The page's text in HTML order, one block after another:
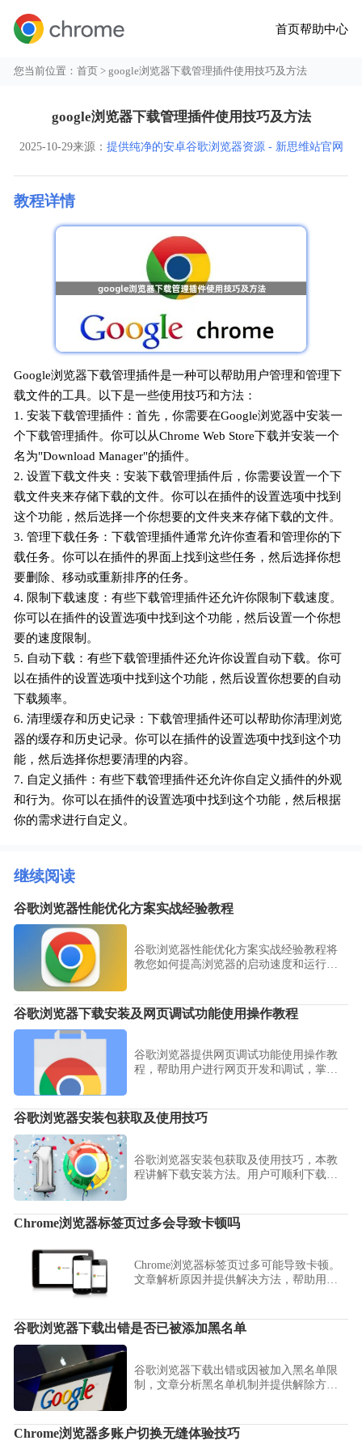
首页帮助中心
您当前位置：首页 > google浏览器下载管理插件使用技巧及方法
google浏览器下载管理插件使用技巧及方法
2025-10-29来源： 提供纯净的安卓谷歌浏览器资源 - 新思维站官网
教程详情
Google浏览器下载管理插件是一种可以帮助用户管理和管理下
载文件的工具。以下是一些使用技巧和方法：
1. 安装下载管理插件：首先，你需要在Google浏览器中安装一
个下载管理插件。你可以从Chrome Web Store下载并安装一个
名为"Download Manager"的插件。
2. 设置下载文件夹：安装下载管理插件后，你需要设置一个下
载文件夹来存储下载的文件。你可以在插件的设置选项中找到
这个功能，然后选择一个你想要的文件夹来存储下载的文件。
3. 管理下载任务：下载管理插件通常允许你查看和管理你的下
载任务。你可以在插件的界面上找到这些任务，然后选择你想
要删除、移动或重新排序的任务。
4. 限制下载速度：有些下载管理插件还允许你限制下载速度。
你可以在插件的设置选项中找到这个功能，然后设置一个你想
要的速度限制。
5. 自动下载：有些下载管理插件还允许你设置自动下载。你可
以在插件的设置选项中找到这个功能，然后设置你想要的自动
下载频率。
6. 清理缓存和历史记录：下载管理插件还可以帮助你清理浏览
器的缓存和历史记录。你可以在插件的设置选项中找到这个功
能，然后选择你想要清理的内容。
7. 自定义插件：有些下载管理插件还允许你自定义插件的外观
和行为。你可以在插件的设置选项中找到这个功能，然后根据
你的需求进行自定义。
继续阅读
谷歌浏览器性能优化方案实战经验教程
谷歌浏览器性能优化方案实战经验教程将
教您如何提高浏览器的启动速度和运行效
颈，实现流畅浏览体验。
谷歌浏览器下载安装及网页调试功能使用操作教程
谷歌浏览器提供网页调试功能使用操作教
程，帮助用户进行网页开发和调试，掌握
谷歌浏览器安装包获取及使用技巧
谷歌浏览器安装包获取及使用技巧，本教
程讲解下载安装方法。用户可顺利下载并
Chrome浏览器标签页过多会导致卡顿吗
Chrome浏览器标签页过多可能导致卡顿。
文章解析原因并提供解决方法，帮助用户
谷歌浏览器下载出错是否已被添加黑名单
谷歌浏览器下载出错或因被加入黑名单限
制，文章分析黑名单机制并提供解除方
Chrome浏览器多账户切换无缝体验技巧